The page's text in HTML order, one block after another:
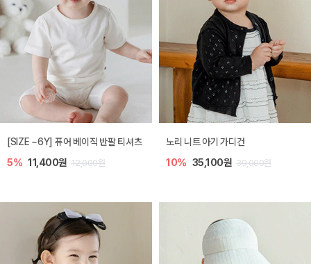
[SIZE ~6Y] 퓨어 베이직 반팔 티셔츠
5% 11,400원 12,000원
노리 니트 아기 가디건
10% 35,100원 39,000원